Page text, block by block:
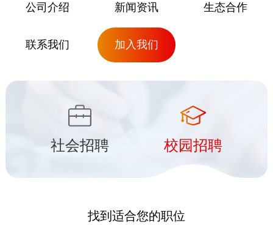
公司介绍 新闻资讯 生态合作
联系我们 加入我们
社会招聘 校园招聘
找到适合您的职位